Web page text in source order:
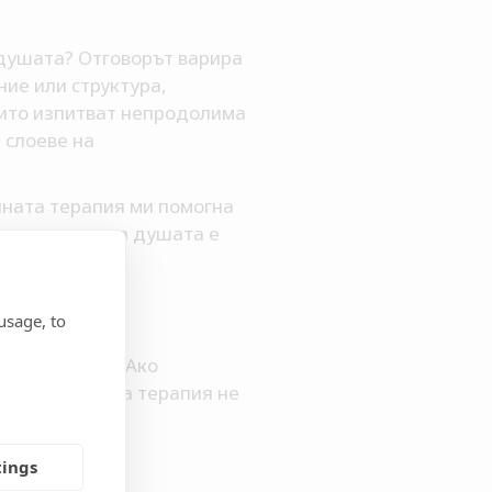
Отговорът варира
или структура,
изпитват непродолима
на
терапия ми помогна
на душата е
да се каже. Ако
терапия не
to